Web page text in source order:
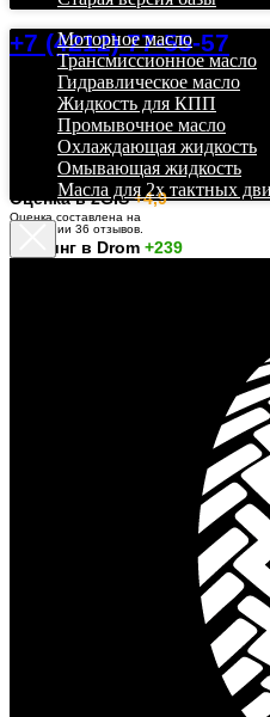
+7 (4212) 77-55-57
Оценка в 2GIS+4,9
Оценка составлена на
основании 36 отзывов.
Рейтинг в Drom +239
Моторное масло
Трансмиссионное масло
Гидравлическое масло
Жидкость для КПП
Промывочное масло
Охлаждающая жидкость
Омывающая жидкость
Масла для 2х тактных